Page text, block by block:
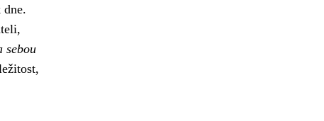
dne.
sebou